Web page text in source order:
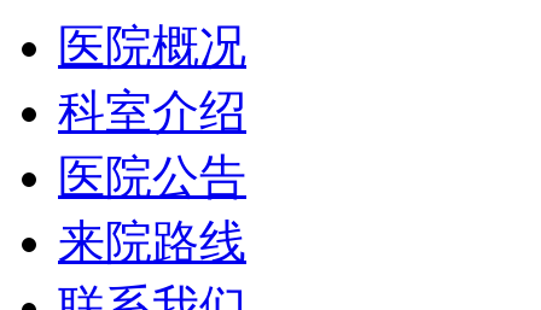
医院概况
科室介绍
医院公告
来院路线